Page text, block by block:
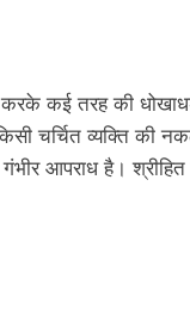
कई तरह की
चर्चित व्यक्ति की
आपराध है।